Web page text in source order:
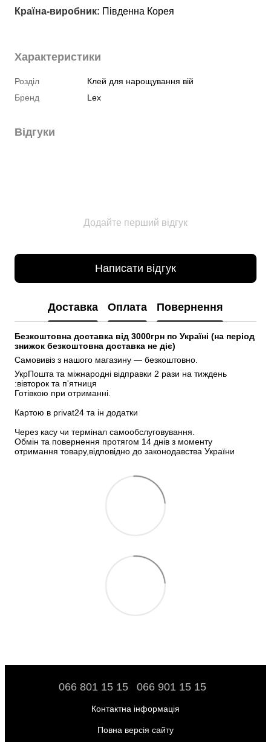
Країна-виробник: Південна Корея
Характеристики
Розділ
Клей для нарощування вій
Бренд
Lex
Відгуки
Додайте перший відгук
Написати відгук
Доставка Оплата Повернення
Безкоштовна доставка від 3000грн по Україні (на період
знижок безкоштовна доставка не діє)
Самовивіз з нашого магазину — безкоштовно.
УкрПошта та міжнародні відправки 2 рази на тиждень
:вівторок та п'ятниця
Готівкою при отриманні.
Картою в privat24 та ін додатки
Через касу чи термінал самообслуговування.
Обмін та повернення протягом 14 днів з моменту
отримання товару,відповідно до законодавства України
066 801 15 15 066 901 15 15
Контактна інформація
Повна версія сайту